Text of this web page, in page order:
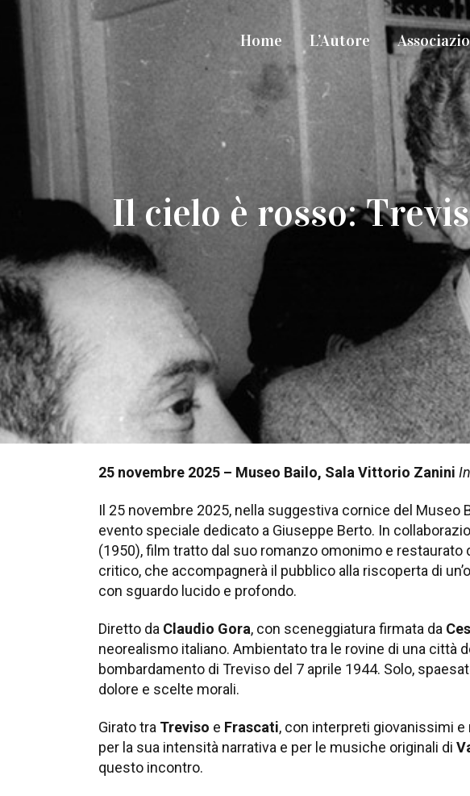
Home L’Autore
Il cielo è rosso:
25 novembre 2025 – Museo Bailo, Sala Vittorio Zanini
Il 25 novembre 2025, nella suggestiva cornice del Museo
evento speciale dedicato a Giuseppe Berto. In
(1950), film tratto dal suo romanzo omonimo e restaurato
critico, che accompagnerà il pubblico alla riscoperta di
con sguardo lucido e profondo.
Diretto da Claudio Gora, con sceneggiatura firmata da
neorealismo italiano. Ambientato tra le rovine di una città
bombardamento di Treviso del 7 aprile 1944. Solo,
dolore e scelte morali.
Girato tra Treviso e Frascati, con interpreti giovanissimi
per la sua intensità narrativa e per le musiche originali di
questo incontro.